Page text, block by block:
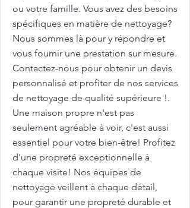
ou votre famille. Vous avez des besoins
spécifiques en matière de nettoyage?
Nous sommes là pour y répondre et
vous fournir une prestation sur mesure.
Contactez-nous pour obtenir un devis
personnalisé et profiter de nos services
de nettoyage de qualité supérieure !.
Une maison propre n'est pas
seulement agréable à voir, c'est aussi
essentiel pour votre bien-être! Profitez
d'une propreté exceptionnelle à
chaque visite! Nos équipes de
nettoyage veillent à chaque détail,
pour garantir une propreté durable et